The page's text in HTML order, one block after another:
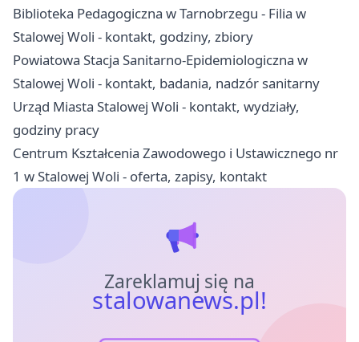
Biblioteka Pedagogiczna w Tarnobrzegu - Filia w
Stalowej Woli - kontakt, godziny, zbiory
Powiatowa Stacja Sanitarno-Epidemiologiczna w
Stalowej Woli - kontakt, badania, nadzór sanitarny
Urząd Miasta Stalowej Woli - kontakt, wydziały,
godziny pracy
Centrum Kształcenia Zawodowego i Ustawicznego nr
1 w Stalowej Woli - oferta, zapisy, kontakt
Zareklamuj się na
stalowanews.pl!